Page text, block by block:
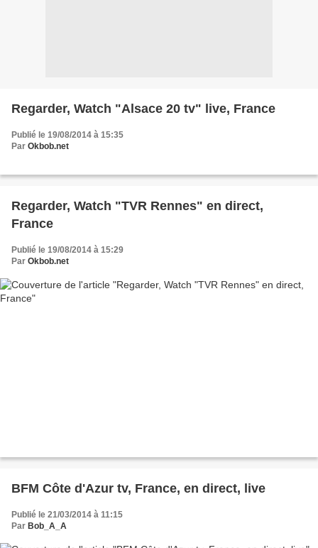
Regarder, Watch "Alsace 20 tv" live, France
Publié le 19/08/2014 à 15:35
Par Okbob.net
Regarder, Watch "TVR Rennes" en direct,
France
Publié le 19/08/2014 à 15:29
Par Okbob.net
BFM Côte d'Azur tv, France, en direct, live
Publié le 21/03/2014 à 11:15
Par Bob_A_A